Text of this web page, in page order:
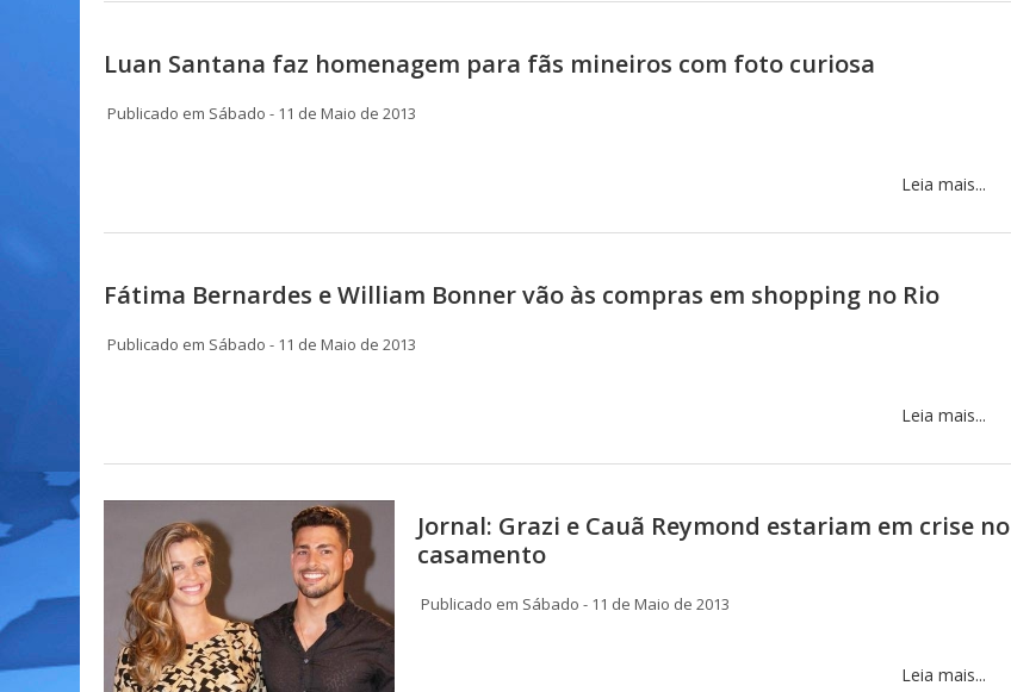
Luan Santana faz homenagem para fãs mineiros com foto curiosa
Publicado em Sábado - 11 de Maio de 2013
Leia mais...
Fátima Bernardes e William Bonner vão às compras em shopping no Rio
Publicado em Sábado - 11 de Maio de 2013
Leia mais...
Jornal: Grazi e Cauã Reymond estariam em crise no
casamento
Publicado em Sábado - 11 de Maio de 2013
Leia mais...